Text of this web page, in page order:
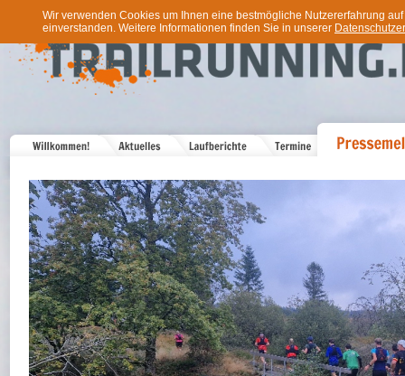
Wir verwenden Cookies um Ihnen eine bestmögliche Nutzererfahrung
einverstanden. Weitere Informationen finden Sie in unserer